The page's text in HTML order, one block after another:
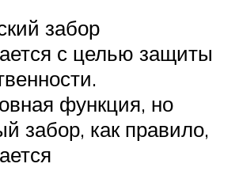
забор
с целью защиты
функция, но
забор, как правило,